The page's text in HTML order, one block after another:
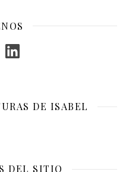
LinkedIn
DE ISABEL
DEL SITIO